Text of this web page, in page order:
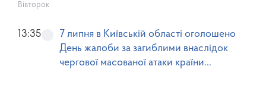
Вівторок
7 липня в Київській області оголошено
День жалоби за загиблими внаслідок
чергової масованої атаки країни
13:35